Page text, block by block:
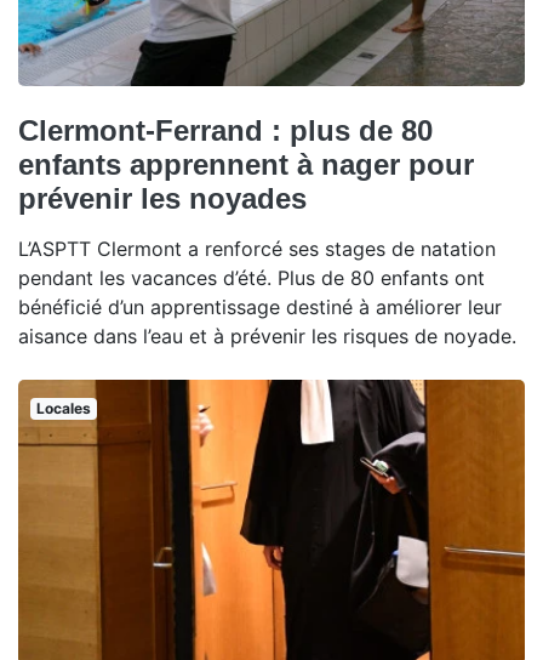
Clermont-Ferrand : plus de 80
enfants apprennent à nager pour
prévenir les noyades
L’ASPTT Clermont a renforcé ses stages de natation
pendant les vacances d’été. Plus de 80 enfants ont
bénéficié d’un apprentissage destiné à améliorer leur
aisance dans l’eau et à prévenir les risques de noyade.
Locales